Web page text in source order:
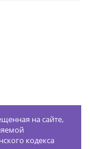
на сайте,
кодекса